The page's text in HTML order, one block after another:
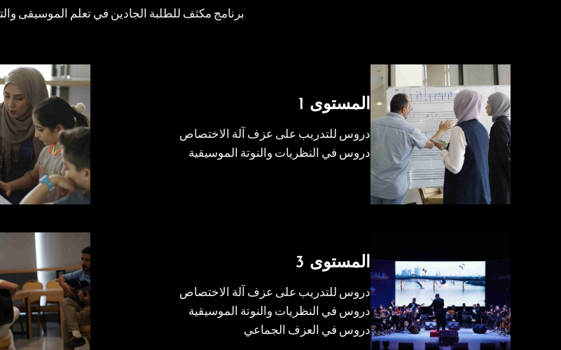
برنامج مكثف للطلبة الجادين في تعلم الموسيقى
المستوى 1
دروس للتدريب على عزف آلة الاختصاص
دروس في النظريات والنوتة الموسيقية
المستوى 3
دروس للتدريب على عزف آلة الاختصاص
دروس في النظريات والنوتة الموسيقية
دروس في العزف الجماعي